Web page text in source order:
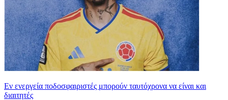
Εν ενεργεία ποδοσφαιριστές μπορούν ταυτόχρονα να είναι και
διαιτητές